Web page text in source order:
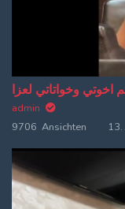
اخوتي وخواتاتي لعزا
admin
9706 Ansichten